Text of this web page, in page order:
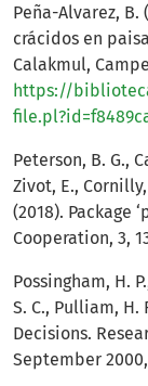
Peña-Alvarez,
crácidos en
Calakmul,
https://
Peterson, B. G.,
Zivot, E.,
(2018). Package
Cooperation, 3,
Possingham, H.
S. C., Pulliam, H.
Decisions.
September 2000,